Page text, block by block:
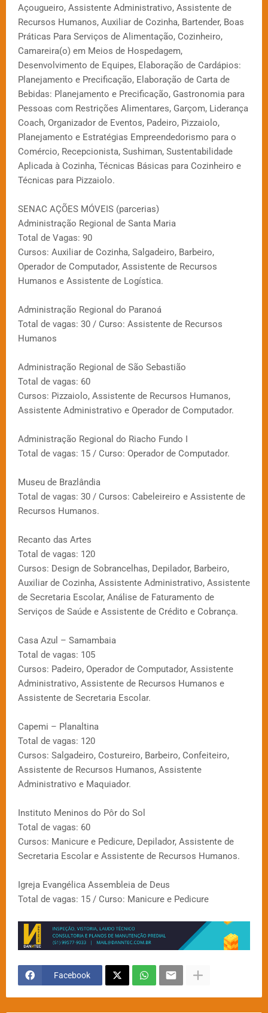
Açougueiro, Assistente Administrativo, Assistente de
Recursos Humanos, Auxiliar de Cozinha, Bartender, Boas
Práticas Para Serviços de Alimentação, Cozinheiro,
Camareira(o) em Meios de Hospedagem,
Desenvolvimento de Equipes, Elaboração de Cardápios:
Planejamento e Precificação, Elaboração de Carta de
Bebidas: Planejamento e Precificação, Gastronomia para
Pessoas com Restrições Alimentares, Garçom, Liderança
Coach, Organizador de Eventos, Padeiro, Pizzaiolo,
Planejamento e Estratégias Empreendedorismo para o
Comércio, Recepcionista, Sushiman, Sustentabilidade
Aplicada à Cozinha, Técnicas Básicas para Cozinheiro e
Técnicas para Pizzaiolo.
SENAC AÇÕES MÓVEIS (parcerias)
Administração Regional de Santa Maria
Total de Vagas: 90
Cursos: Auxiliar de Cozinha, Salgadeiro, Barbeiro,
Operador de Computador, Assistente de Recursos
Humanos e Assistente de Logística.
Administração Regional do Paranoá
Total de vagas: 30 / Curso: Assistente de Recursos
Humanos
Administração Regional de São Sebastião
Total de vagas: 60
Cursos: Pizzaiolo, Assistente de Recursos Humanos,
Assistente Administrativo e Operador de Computador.
Administração Regional do Riacho Fundo I
Total de vagas: 15 / Curso: Operador de Computador.
Museu de Brazlândia
Total de vagas: 30 / Cursos: Cabeleireiro e Assistente de
Recursos Humanos.
Recanto das Artes
Total de vagas: 120
Cursos: Design de Sobrancelhas, Depilador, Barbeiro,
Auxiliar de Cozinha, Assistente Administrativo, Assistente
de Secretaria Escolar, Análise de Faturamento de
Serviços de Saúde e Assistente de Crédito e Cobrança.
Casa Azul – Samambaia
Total de vagas: 105
Cursos: Padeiro, Operador de Computador, Assistente
Administrativo, Assistente de Recursos Humanos e
Assistente de Secretaria Escolar.
Capemi – Planaltina
Total de vagas: 120
Cursos: Salgadeiro, Costureiro, Barbeiro, Confeiteiro,
Assistente de Recursos Humanos, Assistente
Administrativo e Maquiador.
Instituto Meninos do Pôr do Sol
Total de vagas: 60
Cursos: Manicure e Pedicure, Depilador, Assistente de
Secretaria Escolar e Assistente de Recursos Humanos.
Igreja Evangélica Assembleia de Deus
Total de vagas: 15 / Curso: Manicure e Pedicure
Facebook